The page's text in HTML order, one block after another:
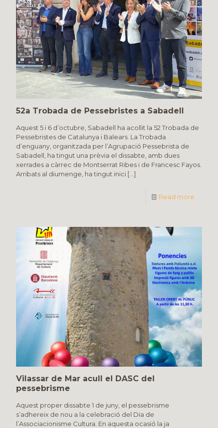
52a Trobada de Pessebristes a Sabadell
Aquest 5 i 6 d’octubre, Sabadell ha acollit la 52 Trobada de
Pessebristes de Catalunya i Balears. La Trobada
d’enguany, organitzada per l’Agrupació Pessebrista de
Sabadell, ha tingut una prèvia el dissabte, amb dues
xerrades a càrrec de Montserrat Ribes i de Francesc Fayos.
Arribats al diumenge, ha tingut inici […]
Read more
Vilassar de Mar acull el DASC del
pessebrisme
Aquest proper dissabte 1 de juny, el pessebrisme
s’adhereix de nou a la celebració del Dia de
l’Associacionisme Cultura. En aquesta ocasió la ja